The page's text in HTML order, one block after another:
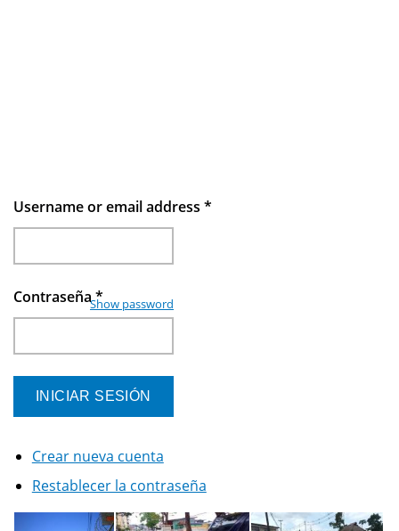
Username or email address *
Contraseña*
Show password
Crear nueva cuenta
Restablecer la contraseña